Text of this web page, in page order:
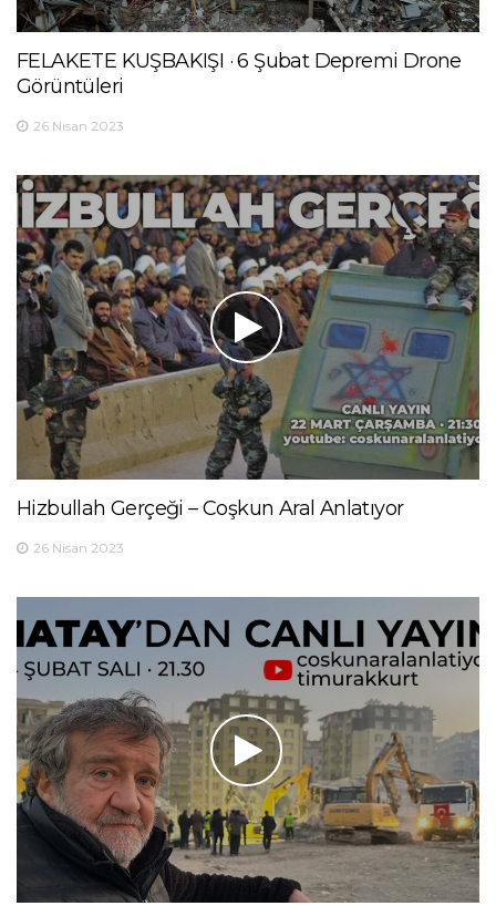
FELAKETE KUŞBAKIŞI · 6 Şubat Depremi Drone
Görüntüleri
26 Nisan 2023
Hizbullah Gerçeği – Coşkun Aral Anlatıyor
26 Nisan 2023